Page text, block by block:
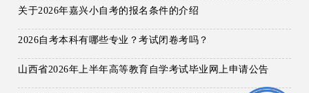
关于2026年嘉兴小自考的报名条件的介绍
2026自考本科有哪些专业？考试闭卷考吗？
山西省2026年上半年高等教育自学考试毕业网上申请公告